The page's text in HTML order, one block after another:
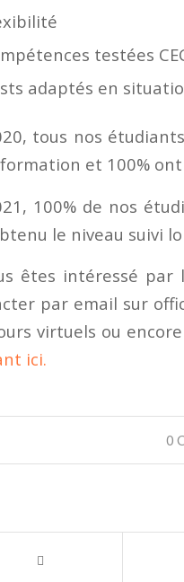
testées
adaptés en
tous nos
et 100%
100% de nos
le niveau suivi
êtes intéressé par
par email sur
virtuels ou encore
ici.
0